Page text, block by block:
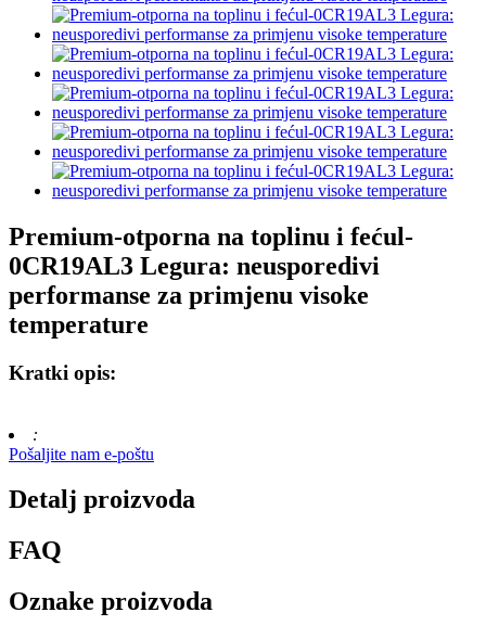
Premium-otporna na toplinu i fećul-
0CR19AL3 Legura: neusporedivi
performanse za primjenu visoke
temperature
Kratki opis:
:
Pošaljite nam e-poštu
Detalj proizvoda
FAQ
Oznake proizvoda